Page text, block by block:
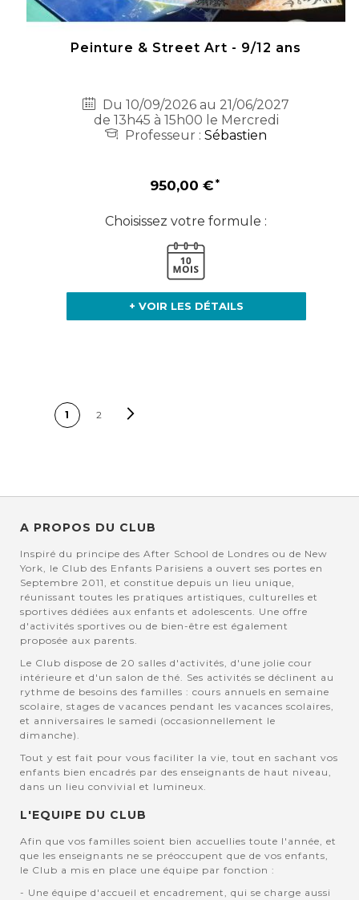
Peinture & Street Art - 9/12 ans
Du 10/09/2026 au 21/06/2027
de 13h45 à 15h00 le Mercredi
Professeur :Sébastien
950,00 €
Choisissez votre formule :
+ VOIR LES DÉTAILS
Vous lisez
1 2
A PROPOS DU CLUB
Inspiré du principe des After School de Londres ou de New
York, le Club des Enfants Parisiens a ouvert ses portes en
Septembre 2011, et constitue depuis un lieu unique,
réunissant toutes les pratiques artistiques, culturelles et
sportives dédiées aux enfants et adolescents. Une offre
d'activités sportives ou de bien-être est également
proposée aux parents.
Le Club dispose de 20 salles d'activités, d'une jolie cour
intérieure et d'un salon de thé. Ses activités se déclinent au
rythme de besoins des familles : cours annuels en semaine
scolaire, stages de vacances pendant les vacances scolaires,
et anniversaires le samedi (occasionnellement le
dimanche).
Tout y est fait pour vous faciliter la vie, tout en sachant vos
enfants bien encadrés par des enseignants de haut niveau,
dans un lieu convivial et lumineux.
L'EQUIPE DU CLUB
Afin que vos familles soient bien accuellies toute l'année, et
que les enseignants ne se préoccupent que de vos enfants,
le Club a mis en place une équipe par fonction :
- Une équipe d'accueil et encadrement, qui se charge aussi